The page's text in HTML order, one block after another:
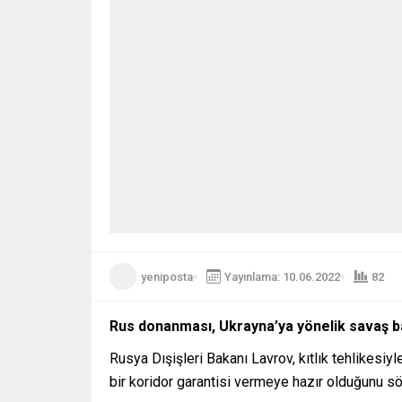
yeniposta Yayınlama: 10.06.2022 82
Rus donanması, Ukrayna’ya yönelik savaş
Rusya Dışişleri Bakanı Lavrov, kıtlık
bir koridor garantisi vermeye hazır olduğunu